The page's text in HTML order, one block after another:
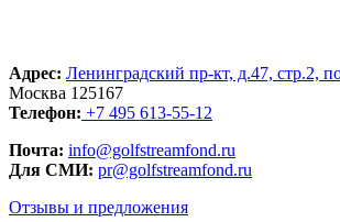
Адрес: Ленинградский пр-кт, д.47, стр.2,
Москва 125167
Телефон: +7 495 613-55-12
Почта: info@golfstreamfond.ru
Для СМИ: pr@golfstreamfond.ru
Отзывы и предложения